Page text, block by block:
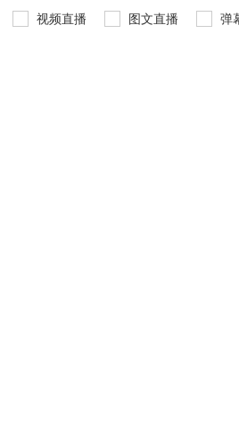
视频直播 图文直播 弹